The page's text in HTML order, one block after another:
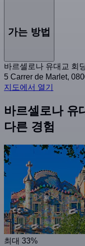
가는 방법
바르셀로나 유대교 회
5 Carrer de Marlet,
지도에서 열기
바르셀로나 유
다른 경험
최대 33%